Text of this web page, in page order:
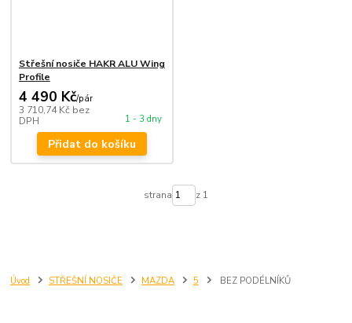
Úvod STŘEŠNÍ NOSIČE MAZDA 5 BEZ PODÉLNÍKŮ
Střešní nosiče HAKR ALU Wing
Profile
4 490 Kč/pár
3 710,74 Kč bez
DPH
1 - 3 dny
Přidat do košíku
strana z 1